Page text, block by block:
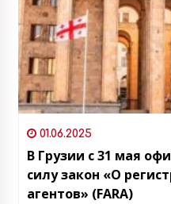
01.06.2025
В Грузии с 31 мая
силу закон «О
агентов» (FARA)